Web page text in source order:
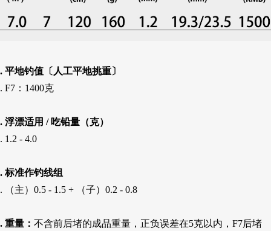
. 平地钓值〔人工平地挑重〕
. F7：1400克
. 浮漂适用 / 吃铅量（克）
. 1.2 - 4.0
. 标准作钓线组
. （主）0.5 - 1.5 + （子）0.2 - 0.8
. 重量： 不含前后堵的成品重量，正负误差在5克以内，F7后堵